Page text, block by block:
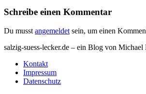
Schreibe einen Kommentar
Du musst angemeldet sein, um einen
salzig-suess-lecker.de – ein Blog von Michael
Kontakt
Impressum
Datenschutz